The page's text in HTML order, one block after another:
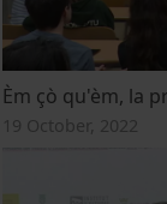
Èm çò qu'èm, la
19 October, 2022